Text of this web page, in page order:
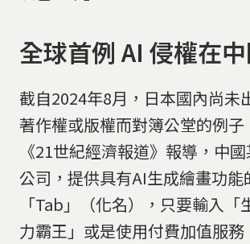
全球首例 AI 侵權在
截自2024年8月，日本國內尚未
著作權或版權而對簿公堂的例
《21世紀經濟報道》報導，中
公司，提供具有AI生成繪畫功能
「Tab」（化名），只要輸入「
力霸王」或是使用付費加值服